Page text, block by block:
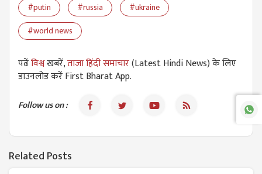
#putin #russia
#ukraine
#world news
पढेंविश्वखबरें,ताजा हिंदी समाचार(Latest Hindi News) के लिए
डाउनलोड करें First Bharat App.
Follow us on :
Related Posts